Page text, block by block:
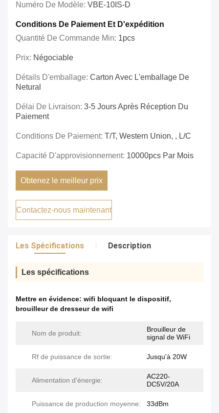
Numéro De Modèle: VBE-10IS-D
Conditions De Paiement Et D'expédition
Quantité De Commande Min: 1pcs
Prix: Négociable
Détails D'emballage: Carton Avec L'emballage De
Netural
Délai De Livraison: 3-5 Jours Après Réception Du
Paiement
Conditions De Paiement: T/T, Western Union, , L/C
Capacité D'approvisionnement: 10000pcs Par Mois
Obtenez le meilleur prix
Contactez-nous maintenant
Les Spécifications Description
Les spécifications
Mettre en évidence: wifi bloquant le dispositif,
brouilleur de dresseur de wifi
Nom de produit:
Brouilleur de
signal de WiFi
Rf de puissance de sortie: Jusqu'à 20W
Alimentation d'énergie:
AC220-
DC5V/20A
Puissance de production moyenne: 33dBm